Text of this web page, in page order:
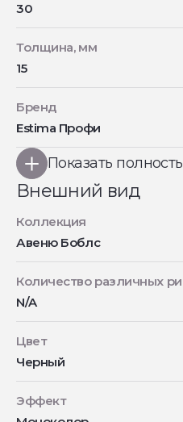
30
Толщина, мм
15
Бренд
Estima Профи
Показать
Внешний вид
Коллекция
Авеню Боблс
Количество различных
N/A
Цвет
Черный
Эффект